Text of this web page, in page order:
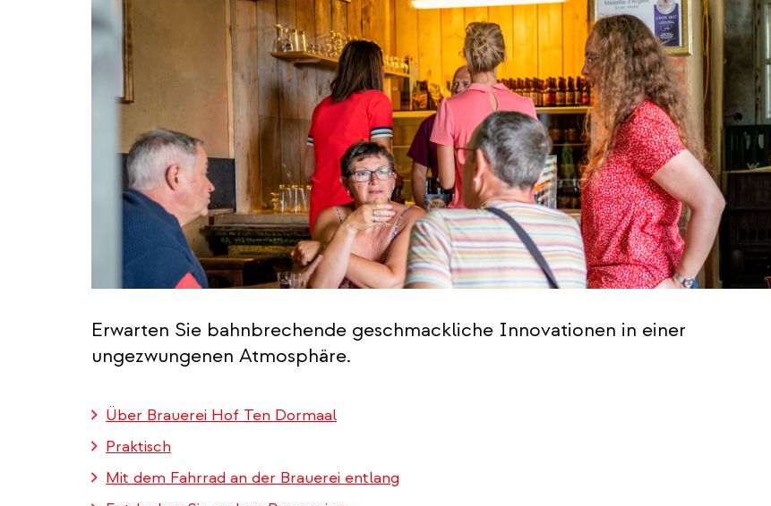
Erwarten Sie bahnbrechende geschmackliche Innovationen in einer
ungezwungenen Atmosphäre.
Über Brauerei Hof Ten Dormaal
Praktisch
Mit dem Fahrrad an der Brauerei entlang